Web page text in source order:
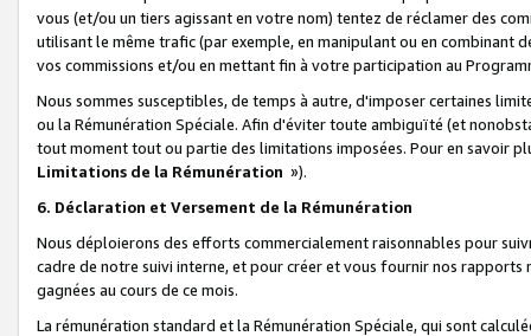
vous (et/ou un tiers agissant en votre nom) tentez de réclamer des
utilisant le même trafic (par exemple, en manipulant ou en combinant
vos commissions et/ou en mettant fin à votre participation au
Nous sommes susceptibles, de temps à autre, d'imposer certaines
ou la Rémunération Spéciale. Afin d'éviter toute ambiguïté (et
tout moment tout ou partie des limitations imposées. Pour en savoir
Limitations de la Rémunération »).
6. Déclaration et Versement de la Rémunération
Nous déploierons des efforts commercialement raisonnables pour
cadre de notre suivi interne, et pour créer et vous fournir nos
gagnées au cours de ce mois.
La rémunération standard et la Rémunération Spéciale, qui sont